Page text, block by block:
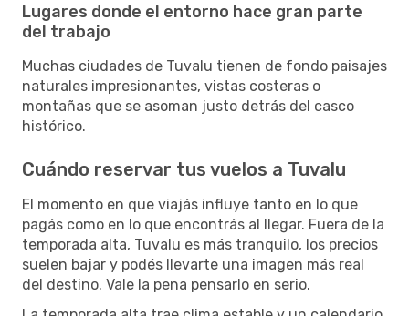
Lugares donde el entorno hace gran parte
del trabajo
Muchas ciudades de Tuvalu tienen de fondo paisajes
naturales impresionantes, vistas costeras o
montañas que se asoman justo detrás del casco
histórico.
Cuándo reservar tus vuelos a Tuvalu
El momento en que viajás influye tanto en lo que
pagás como en lo que encontrás al llegar. Fuera de la
temporada alta, Tuvalu es más tranquilo, los precios
suelen bajar y podés llevarte una imagen más real
del destino. Vale la pena pensarlo en serio.